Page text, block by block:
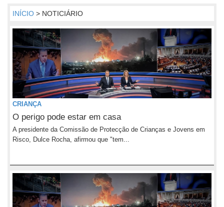
INÍCIO > NOTICIÁRIO
CRIANÇA
O perigo pode estar em casa
A presidente da Comissão de Protecção de Crianças e Jovens em
Risco, Dulce Rocha, afirmou que "tem...